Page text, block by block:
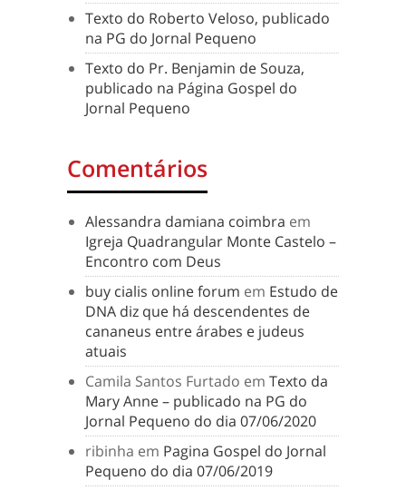
Texto do Roberto Veloso, publicado
na PG do Jornal Pequeno
Texto do Pr. Benjamin de Souza,
publicado na Página Gospel do
Jornal Pequeno
Comentários
Alessandra damiana coimbra em
Igreja Quadrangular Monte Castelo –
Encontro com Deus
buy cialis online forum em Estudo de
DNA diz que há descendentes de
cananeus entre árabes e judeus
atuais
Camila Santos Furtado em Texto da
Mary Anne – publicado na PG do
Jornal Pequeno do dia 07/06/2020
ribinha em Pagina Gospel do Jornal
Pequeno do dia 07/06/2019